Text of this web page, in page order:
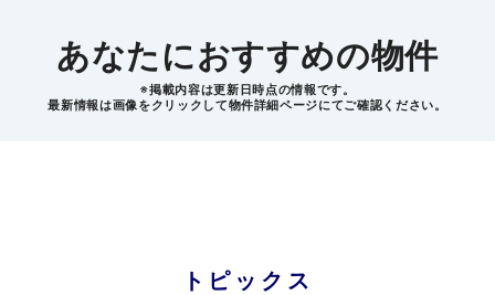
あなたにおすすめの物件
※掲載内容は更新日時点の情報です。
最新情報は画像をクリックして物件詳細ページにてご確認ください。
トピックス